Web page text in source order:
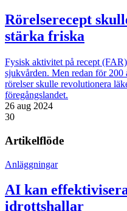
Rörelserecept
stärka friska
Fysisk aktivitet på recept
sjukvården. Men redan för 200
rörelser skulle revolutionera
föregångslandet.
26 aug 2024
30
Artikelflöde
Anläggningar
AI kan
idrottshallar